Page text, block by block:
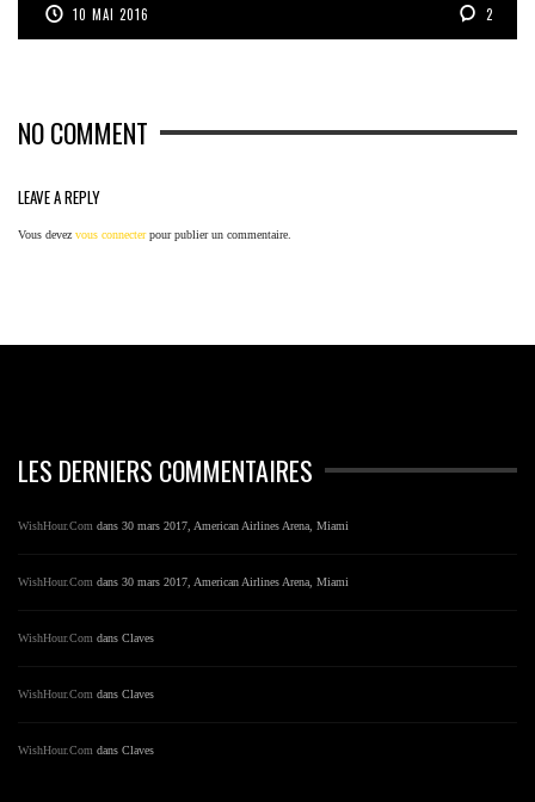
10 MAI 2016 2
NO COMMENT
LEAVE A REPLY
Vous devez vous connecterpour publier un commentaire.
LES DERNIERS COMMENTAIRES
WishHour.Com dans 30 mars 2017, American Airlines Arena, Miami
WishHour.Com dans 30 mars 2017, American Airlines Arena, Miami
WishHour.Com dans Claves
WishHour.Com dans Claves
WishHour.Com dans Claves